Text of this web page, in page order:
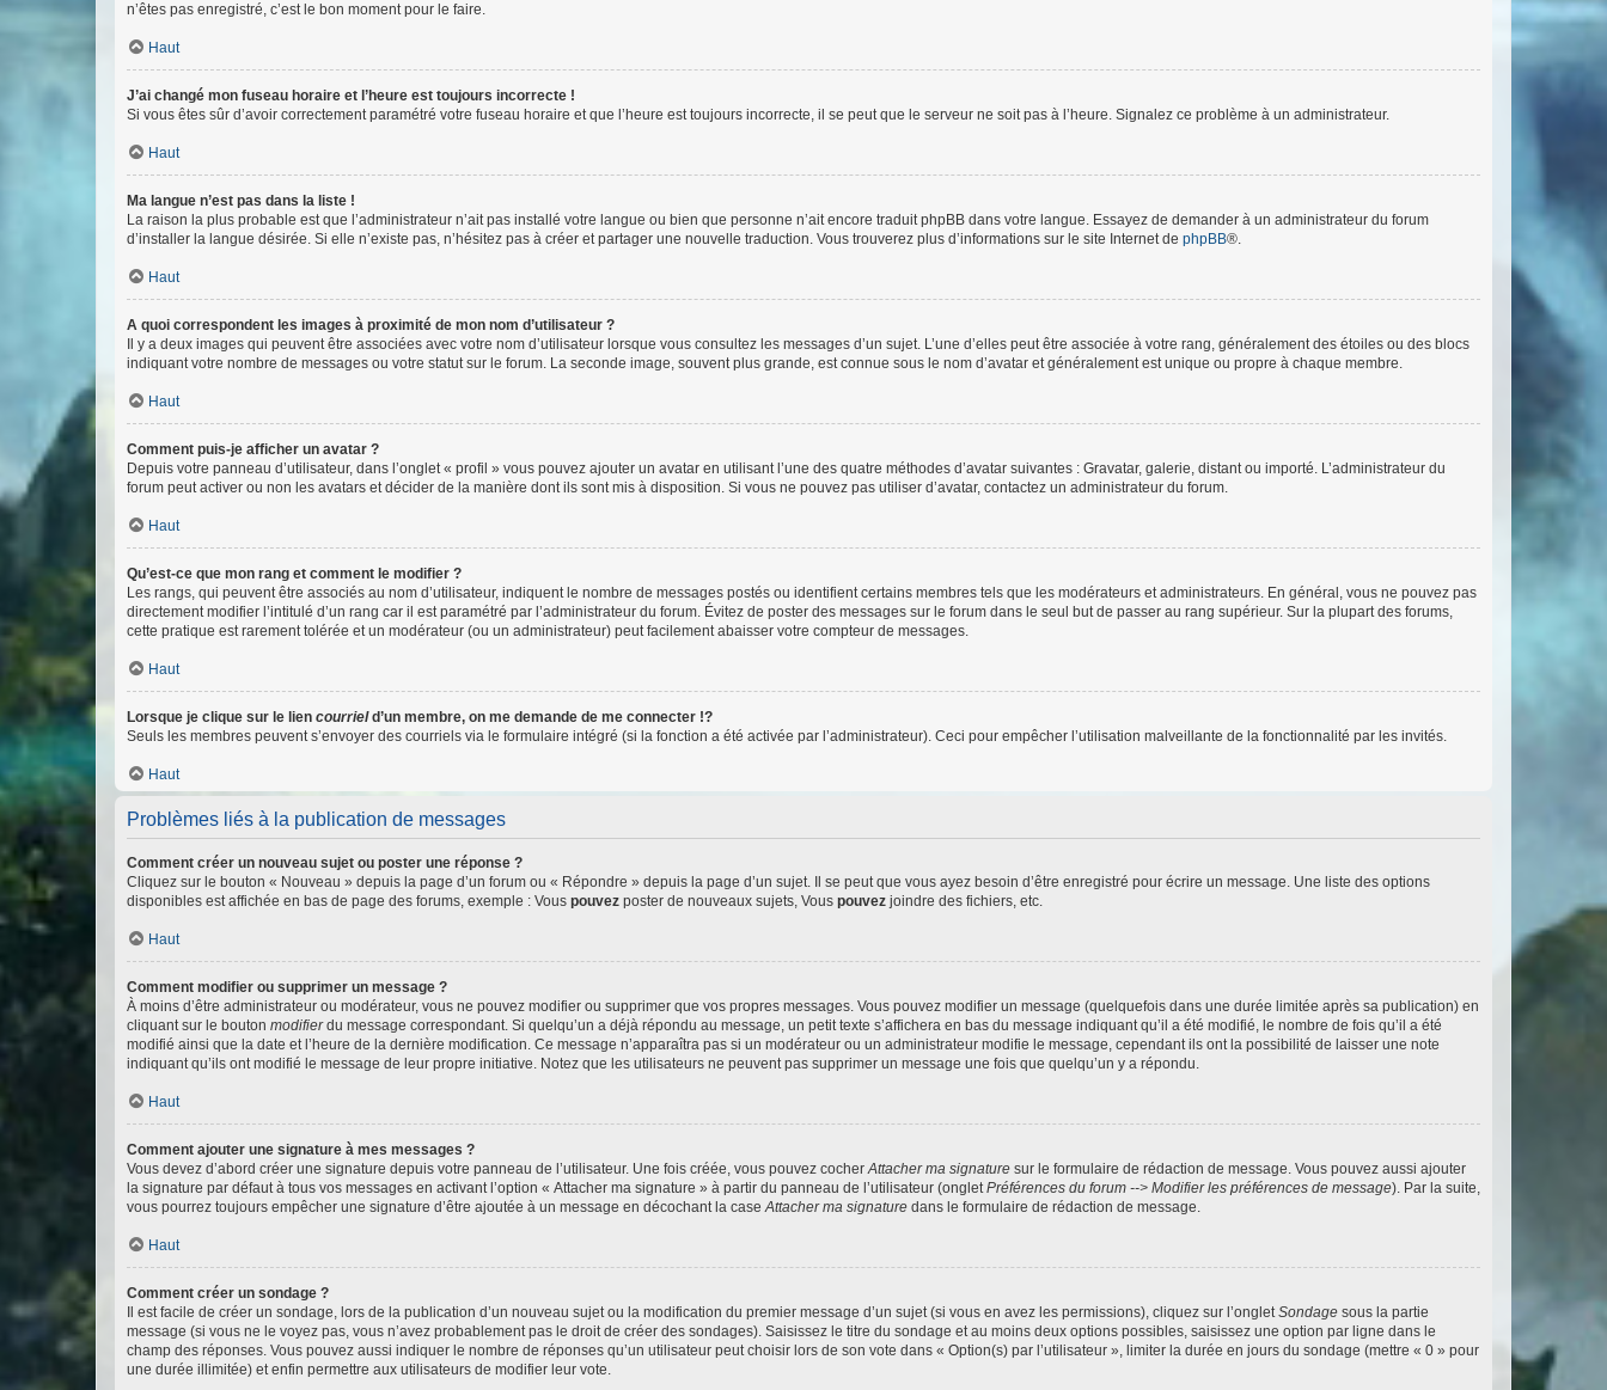
n’êtes pas enregistré, c’est le bon moment pour le faire.
Haut
J’ai changé mon fuseau horaire et l’heure est toujours incorrecte !
Si vous êtes sûr d’avoir correctement paramétré votre fuseau horaire et que l’heure est toujours incorrecte, il se peut que le serveur ne soit pas à l’heure. Signalez ce problème à un administrateur.
Haut
Ma langue n’est pas dans la liste !
La raison la plus probable est que l’administrateur n’ait pas installé votre langue ou bien que personne n’ait encore traduit phpBB dans votre langue. Essayez de demander à un administrateur du forum
d’installer la langue désirée. Si elle n’existe pas, n’hésitez pas à créer et partager une nouvelle traduction. Vous trouverez plus d’informations sur le site Internet de phpBB®.
Haut
A quoi correspondent les images à proximité de mon nom d’utilisateur ?
Il y a deux images qui peuvent être associées avec votre nom d’utilisateur lorsque vous consultez les messages d’un sujet. L’une d’elles peut être associée à votre rang, généralement des étoiles ou des blocs
indiquant votre nombre de messages ou votre statut sur le forum. La seconde image, souvent plus grande, est connue sous le nom d’avatar et généralement est unique ou propre à chaque membre.
Haut
Comment puis-je afficher un avatar ?
Depuis votre panneau d’utilisateur, dans l’onglet « profil » vous pouvez ajouter un avatar en utilisant l’une des quatre méthodes d’avatar suivantes : Gravatar, galerie, distant ou importé. L’administrateur du
forum peut activer ou non les avatars et décider de la manière dont ils sont mis à disposition. Si vous ne pouvez pas utiliser d’avatar, contactez un administrateur du forum.
Haut
Qu’est-ce que mon rang et comment le modifier ?
Les rangs, qui peuvent être associés au nom d’utilisateur, indiquent le nombre de messages postés ou identifient certains membres tels que les modérateurs et administrateurs. En général, vous ne pouvez pas
directement modifier l’intitulé d’un rang car il est paramétré par l’administrateur du forum. Évitez de poster des messages sur le forum dans le seul but de passer au rang supérieur. Sur la plupart des forums,
cette pratique est rarement tolérée et un modérateur (ou un administrateur) peut facilement abaisser votre compteur de messages.
Haut
Lorsque je clique sur le lien courrield’un membre, on me demande de me connecter !?
Seuls les membres peuvent s’envoyer des courriels via le formulaire intégré (si la fonction a été activée par l’administrateur). Ceci pour empêcher l’utilisation malveillante de la fonctionnalité par les invités.
Haut
Problèmes liés à la publication de messages
Comment créer un nouveau sujet ou poster une réponse ?
Cliquez sur le bouton « Nouveau » depuis la page d’un forum ou « Répondre » depuis la page d’un sujet. Il se peut que vous ayez besoin d’être enregistré pour écrire un message. Une liste des options
disponibles est affichée en bas de page des forums, exemple : Vous pouvez poster de nouveaux sujets, Vous pouvez joindre des fichiers, etc.
Haut
Comment modifier ou supprimer un message ?
À moins d’être administrateur ou modérateur, vous ne pouvez modifier ou supprimer que vos propres messages. Vous pouvez modifier un message (quelquefois dans une durée limitée après sa publication) en
cliquant sur le bouton modifierdu message correspondant. Si quelqu’un a déjà répondu au message, un petit texte s’affichera en bas du message indiquant qu’il a été modifié, le nombre de fois qu’il a été
modifié ainsi que la date et l’heure de la dernière modification. Ce message n’apparaîtra pas si un modérateur ou un administrateur modifie le message, cependant ils ont la possibilité de laisser une note
indiquant qu’ils ont modifié le message de leur propre initiative. Notez que les utilisateurs ne peuvent pas supprimer un message une fois que quelqu’un y a répondu.
Haut
Comment ajouter une signature à mes messages ?
Vous devez d’abord créer une signature depuis votre panneau de l’utilisateur. Une fois créée, vous pouvez cocherAttacher ma signature sur le formulaire de rédaction de message. Vous pouvez aussi ajouter
la signature par défaut à tous vos messages en activant l’option « Attacher ma signature » à partir du panneau de l’utilisateur (ongletPréférences du forum --> Modifier les préférences de message). Par la suite,
vous pourrez toujours empêcher une signature d’être ajoutée à un message en décochant la caseAttacher ma signature dans le formulaire de rédaction de message.
Haut
Comment créer un sondage ?
Il est facile de créer un sondage, lors de la publication d’un nouveau sujet ou la modification du premier message d’un sujet (si vous en avez les permissions), cliquez sur l’ongletSondage sous la partie
message (si vous ne le voyez pas, vous n’avez probablement pas le droit de créer des sondages). Saisissez le titre du sondage et au moins deux options possibles, saisissez une option par ligne dans le
champ des réponses. Vous pouvez aussi indiquer le nombre de réponses qu’un utilisateur peut choisir lors de son vote dans « Option(s) par l’utilisateur », limiter la durée en jours du sondage (mettre « 0 » pour
une durée illimitée) et enfin permettre aux utilisateurs de modifier leur vote.